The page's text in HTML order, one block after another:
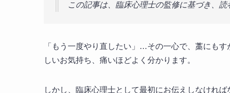
この記事は、臨床心理士の監修に基づき、
「もう一度やり直したい」…その一心で、藁にも
しいお気持ち、痛いほどよく分かります。
しかし、臨床心理士として最初にお伝えしなけれ